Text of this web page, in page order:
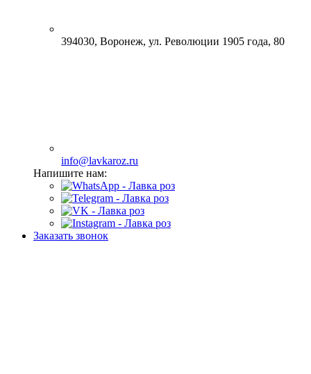
394030, Воронеж, ул. Революции 1905 года, 80
info@lavkaroz.ru
Напишите нам:
Заказать звонок